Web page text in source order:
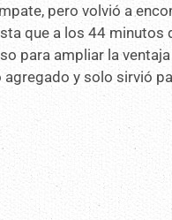
pero volvió a
que a los 44 minutos
para ampliar la
y solo sirvió